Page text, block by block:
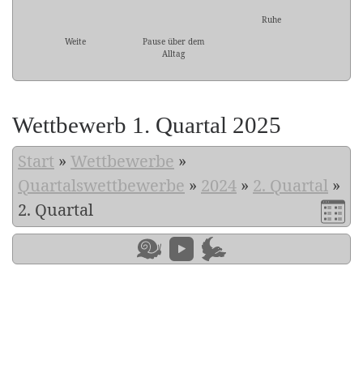
Weite
Pause über dem
Alltag
Ruhe
Wettbewerb 1. Quartal 2025
Start » Wettbewerbe »
Quartalswettbewerbe » 2024 » 2. Quartal »
2. Quartal